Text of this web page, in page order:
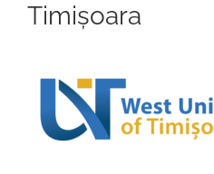
Timișoara